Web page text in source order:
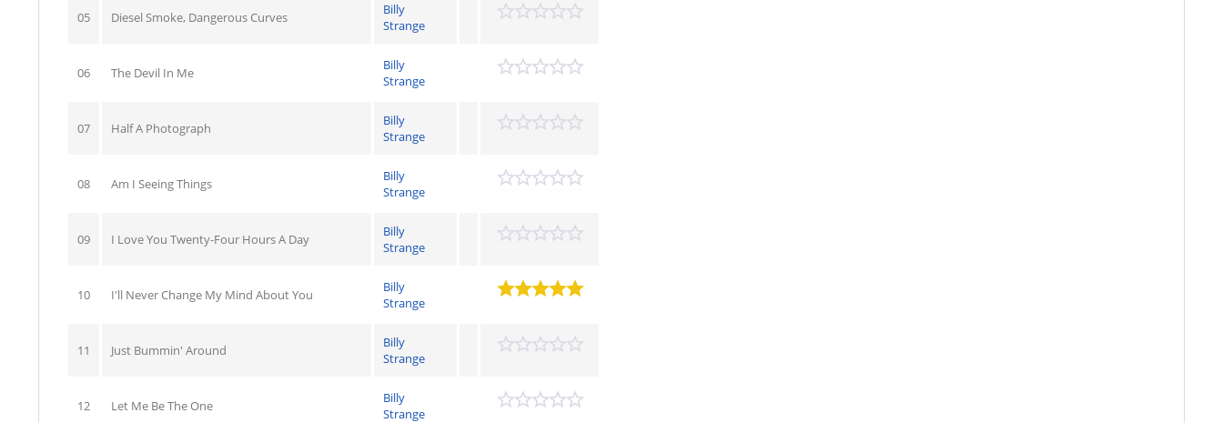
05 Diesel Smoke, Dangerous Curves
Billy
Strange
06 The Devil In Me
Billy
Strange
07 Half A Photograph
Billy
Strange
08 Am I Seeing Things
Billy
Strange
09 I Love You Twenty-Four Hours A Day
Billy
Strange
10 I'll Never Change My Mind About You
Billy
Strange
11 Just Bummin' Around
Billy
Strange
12 Let Me Be The One
Billy
Strange